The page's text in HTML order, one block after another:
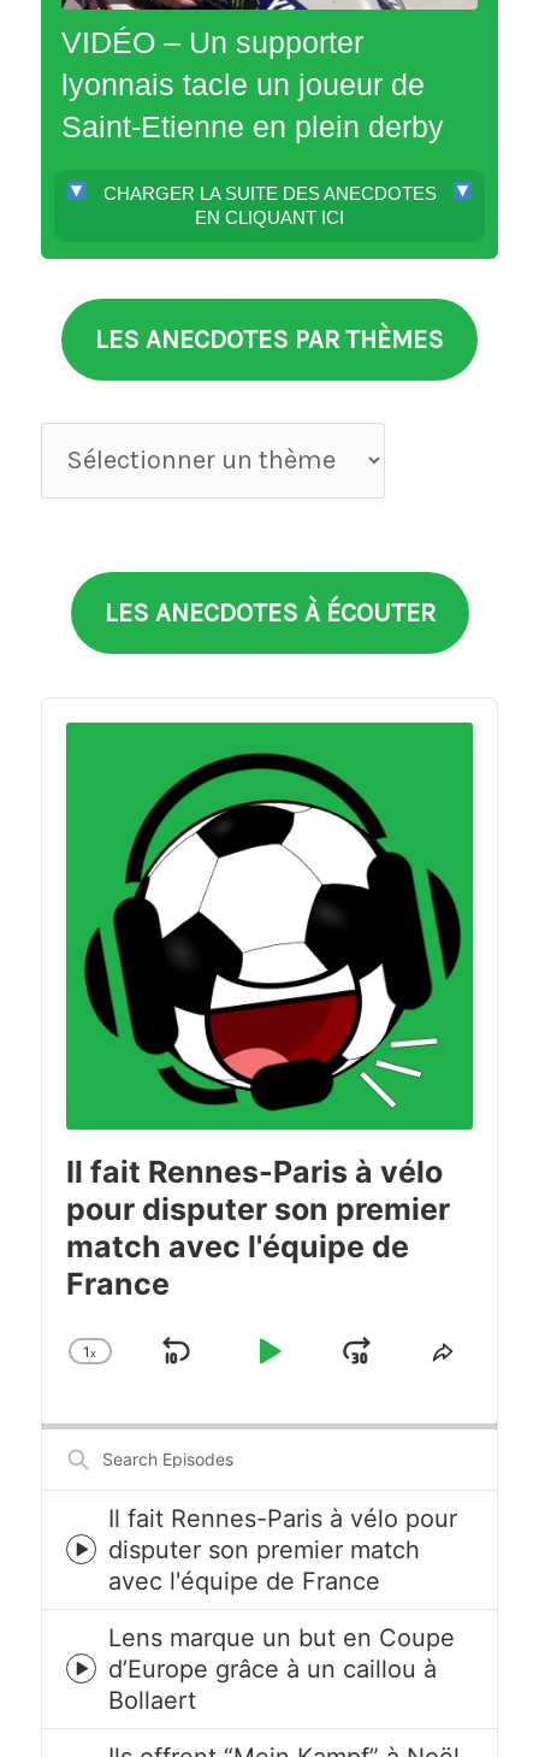
VIDÉO – Un supporter
lyonnais tacle un joueur de
Saint-Etienne en plein derby
CHARGER LA SUITE DES ANECDOTES
EN CLIQUANT ICI
LES ANECDOTES PAR THÈMES
Anecdotes
par
LES ANECDOTES À ÉCOUTER
Audio
Player
Il fait Rennes-Paris à vélo
pour disputer son premier
match avec l'équipe de
France
Change
1x
Skip
Play
JumpShare
Search
Episodes
Episode
play
icon
Il fait Rennes-Paris à vélo pour
disputer son premier match
avec l'équipe de France
Episode
play
icon
Lens marque un but en Coupe
d’Europe grâce à un caillou à
Bollaert